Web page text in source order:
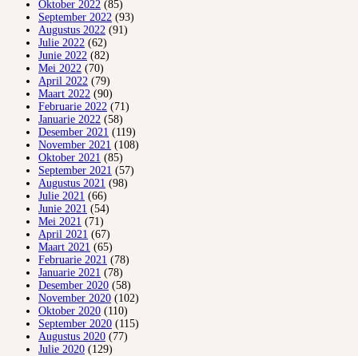
Oktober 2022 (85)
September 2022 (93)
Augustus 2022 (91)
Julie 2022 (62)
Junie 2022 (82)
Mei 2022 (70)
April 2022 (79)
Maart 2022 (90)
Februarie 2022 (71)
Januarie 2022 (58)
Desember 2021 (119)
November 2021 (108)
Oktober 2021 (85)
September 2021 (57)
Augustus 2021 (98)
Julie 2021 (66)
Junie 2021 (54)
Mei 2021 (71)
April 2021 (67)
Maart 2021 (65)
Februarie 2021 (78)
Januarie 2021 (78)
Desember 2020 (58)
November 2020 (102)
Oktober 2020 (110)
September 2020 (115)
Augustus 2020 (77)
Julie 2020 (129)